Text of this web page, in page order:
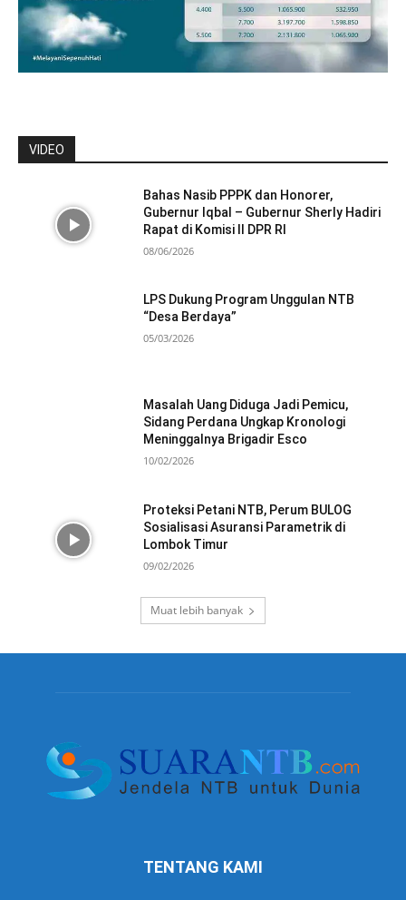
VIDEO
Bahas Nasib PPPK dan Honorer,
Gubernur Iqbal – Gubernur Sherly Hadiri
Rapat di Komisi II DPR RI
08/06/2026
LPS Dukung Program Unggulan NTB
“Desa Berdaya”
05/03/2026
Masalah Uang Diduga Jadi Pemicu,
Sidang Perdana Ungkap Kronologi
Meninggalnya Brigadir Esco
10/02/2026
Proteksi Petani NTB, Perum BULOG
Sosialisasi Asuransi Parametrik di
Lombok Timur
09/02/2026
Muat lebih banyak
TENTANG KAMI